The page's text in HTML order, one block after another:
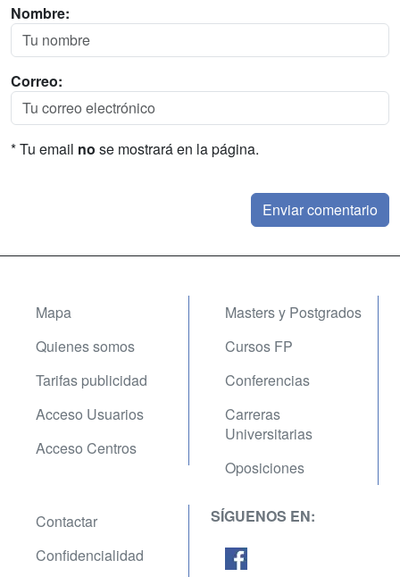
Nombre:
Correo:
* Tu email no se mostrará en la página.
Mapa
Quienes somos
Tarifas publicidad
Acceso Usuarios
Acceso Centros
Masters y Postgrados
Cursos FP
Conferencias
Carreras
Universitarias
Oposiciones
Contactar
Confidencialidad
SÍGUENOS EN: